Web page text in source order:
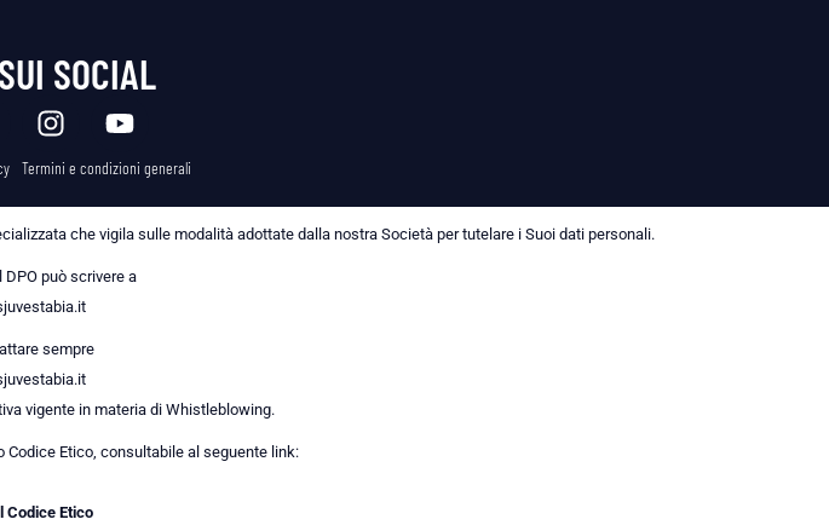
SOCIAL
Termini e condizioni generali
che vigila sulle modalità adottate dalla nostra Società per tutelare i Suoi dati personali.
DPO può scrivere a
sempre
vigente in materia di Whistleblowing.
Codice Etico, consultabile al seguente link:
Codice Etico